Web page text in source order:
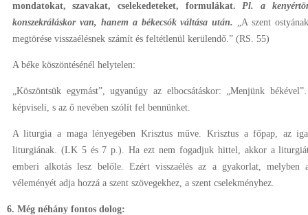
mondatokat, szavakat, cselekedeteket, formulákat.Pl. a
konszekráláskor van, hanem a békecsók váltása után. „A szent
megtörése visszaélésnek számít és feltétlenül kerülendő.” (RS. 55)
A béke köszöntésénél helytelen:
„Köszöntsük egymást”, ugyanúgy az elbocsátáskor: „Menjünk
képviseli, s az ő nevében szólít fel bennünket.
A liturgia a maga lényegében Krisztus műve. Krisztus a főpap, az
liturgiának. (LK 5 és 7 p.). Ha ezt nem fogadjuk hittel, akkor a
emberi alkotás lesz belőle. Ezért visszaélés az a gyakorlat, melyben
véleményét adja hozzá a szent szövegekhez, a szent cselekményhez.
6. Még néhány fontos dolog: